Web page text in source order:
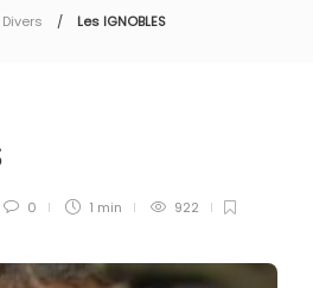
Divers Les IGNOBLES
0 1 min 922